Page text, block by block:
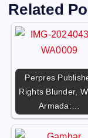
Related
Perpres
Rights Blunder,
Armada:…